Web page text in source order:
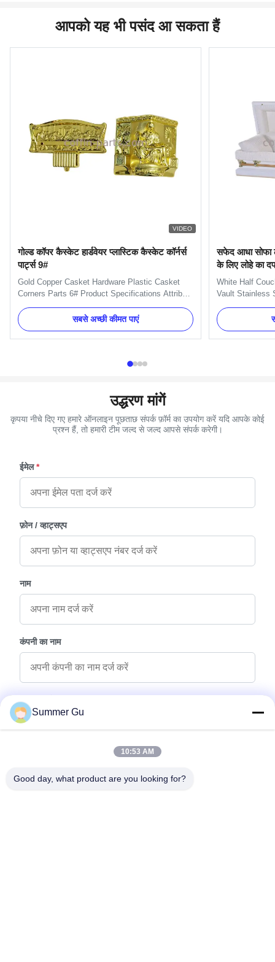
आपको यह भी पसंद आ सकता हैं
VIDEO
गोल्ड कॉपर कैस्केट हार्डवेयर प्लास्टिक कैस्केट कॉर्नर्स
पार्ट्स 9#
Gold Copper Casket Hardware Plastic Casket
Corners Parts 6# Product Specifications Attribute
Gold, Silver and Copper, as different market
Material Plastic Place of Origin Zhejiang, China
(Mainland) Model Number 9# Type Casket
सबसे अच्छी कीमत पाएं
सफेद आधा सोफा
के लिए लोहे का
White Half
Vault Stainless
has earned a
perfect for any
materials, this
उद्धरण मांगें
कृपया नीचे दिए गए हमारे ऑनलाइन पूछताछ संपर्क फ़ॉर्म का उपयोग करें यदि आपके कोई
प्रश्न हैं, तो हमारी टीम जल्द से जल्द आपसे संपर्क करेगी।
ईमेल *
फ़ोन / व्हाट्सएप
नाम
कंपनी का नाम
पूछताछ संदेश
Summer Gu
10:53 AM
Good day, what product are you looking for?